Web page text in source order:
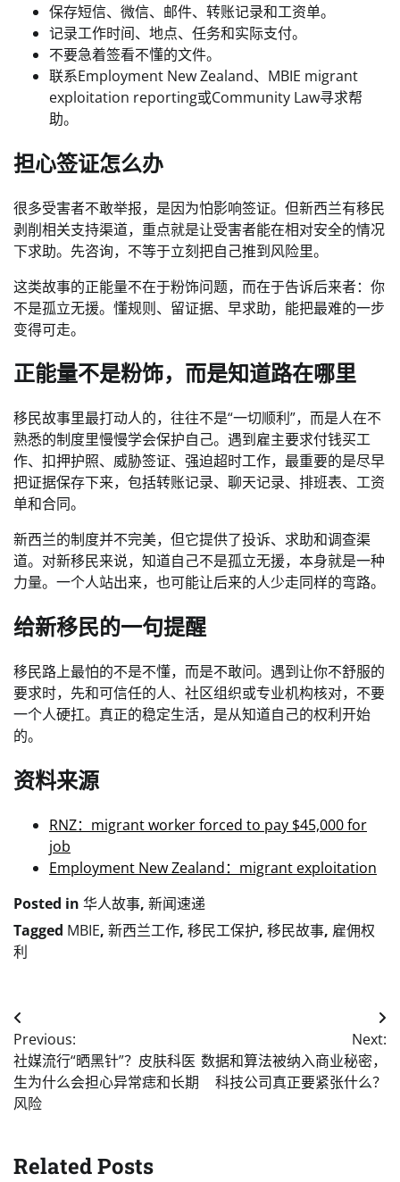
保存短信、微信、邮件、转账记录和工资单。
记录工作时间、地点、任务和实际支付。
不要急着签看不懂的文件。
联系Employment New Zealand、MBIE migrant
exploitation reporting或Community Law寻求帮
助。
担心签证怎么办
很多受害者不敢举报，是因为怕影响签证。但新西兰有移民
剥削相关支持渠道，重点就是让受害者能在相对安全的情况
下求助。先咨询，不等于立刻把自己推到风险里。
这类故事的正能量不在于粉饰问题，而在于告诉后来者：你
不是孤立无援。懂规则、留证据、早求助，能把最难的一步
变得可走。
正能量不是粉饰，而是知道路在哪里
移民故事里最打动人的，往往不是“一切顺利”，而是人在不
熟悉的制度里慢慢学会保护自己。遇到雇主要求付钱买工
作、扣押护照、威胁签证、强迫超时工作，最重要的是尽早
把证据保存下来，包括转账记录、聊天记录、排班表、工资
单和合同。
新西兰的制度并不完美，但它提供了投诉、求助和调查渠
道。对新移民来说，知道自己不是孤立无援，本身就是一种
力量。一个人站出来，也可能让后来的人少走同样的弯路。
给新移民的一句提醒
移民路上最怕的不是不懂，而是不敢问。遇到让你不舒服的
要求时，先和可信任的人、社区组织或专业机构核对，不要
一个人硬扛。真正的稳定生活，是从知道自己的权利开始
的。
资料来源
RNZ：migrant worker forced to pay $45,000 for
job
Employment New Zealand：migrant exploitation
Posted in 华人故事, 新闻速递
Tagged MBIE, 新西兰工作, 移民工保护, 移民故事, 雇佣权
利
Post
navigation
Previous:
社媒流行“晒黑针”？皮肤科医
生为什么会担心异常痣和长期
风险
Next:
数据和算法被纳入商业秘密，
科技公司真正要紧张什么？
Related Posts